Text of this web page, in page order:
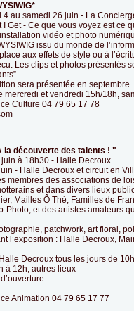
4 au samedi 26 juin - La
I Get - Ce que vous voyez est ce
vidéo et photo
issu du monde de
aux effets de style ou à
Les clips et photos présentés
sera présentée en septembre.
mercredi et vendredi 15h/18h,
Culture 04 79 65 17 78
la découverte des talents ! "
à 18h30 - Halle Decroux
- Halle Decroux et circuit en
membres des associations de
et dans divers lieux
Mailles Ô Thé, Familles de
Photo, et des artistes amateurs
patchwork, art floral,
l’exposition : Halle Decroux,
Decroux tous les jours de
à 12h, autres lieux
Animation 04 79 65 17 77